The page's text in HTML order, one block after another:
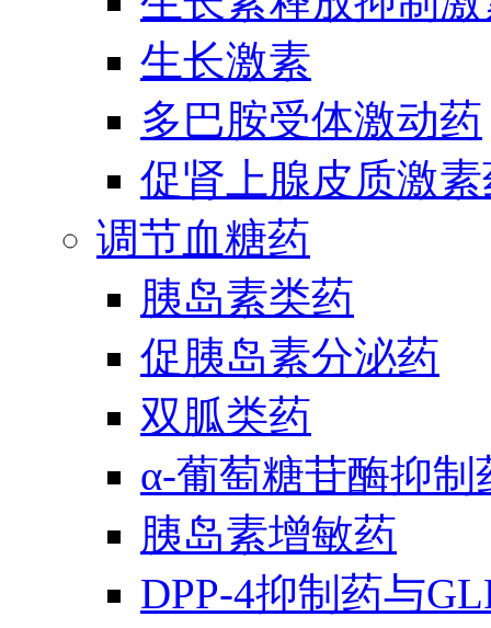
生长激素
多巴胺受体激动药
促肾上腺皮质激
调节血糖药
胰岛素类药
促胰岛素分泌药
双胍类药
α-葡萄糖苷酶抑制
胰岛素增敏药
DPP-4抑制药与